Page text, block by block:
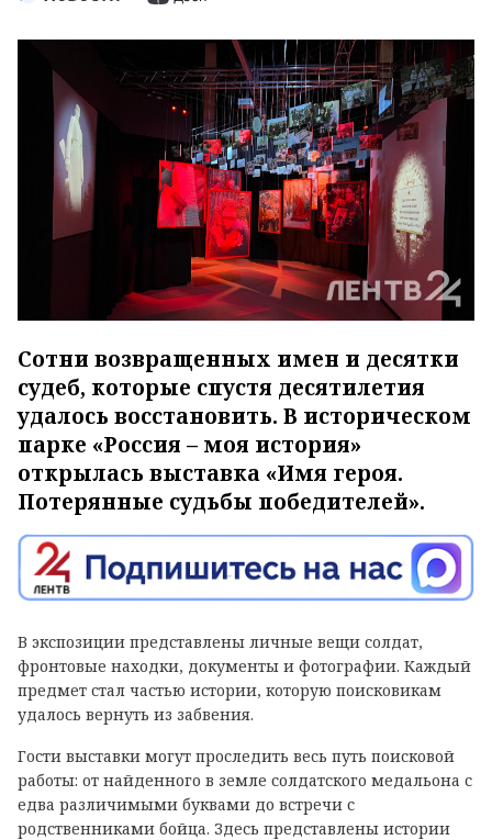
Сотни возвращенных имен и десятки
судеб, которые спустя десятилетия
удалось восстановить. В историческом
парке «Россия – моя история»
открылась выставка «Имя героя.
Потерянные судьбы победителей».
В экспозиции представлены личные вещи солдат,
фронтовые находки, документы и фотографии. Каждый
предмет стал частью истории, которую поисковикам
удалось вернуть из забвения.
Гости выставки могут проследить весь путь поисковой
работы: от найденного в земле солдатского медальона с
едва различимыми буквами до встречи с
родственниками бойца. Здесь представлены истории